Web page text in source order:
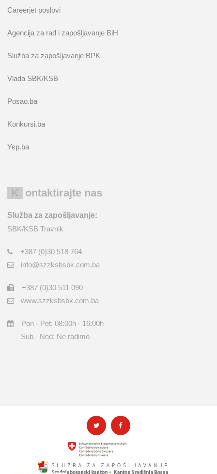
Careerjet poslovi
Agencija za rad i zapošljavanje BiH
Služba za zapošljavanje BPK
Vlada SBK/KSB
Posao.ba
Konkursi.ba
Yep.ba
Kontaktirajte nas
Služba za zapošljavanje:
SBK/KSB Travnik
+387 (0)30 518 764
info@szzksbsbk.com.ba
+387 (0)30 511 090
www.szzksbsbk.com.ba
Pon - Pet: 08:00h - 16:00h
Sub - Ned: Ne radimo